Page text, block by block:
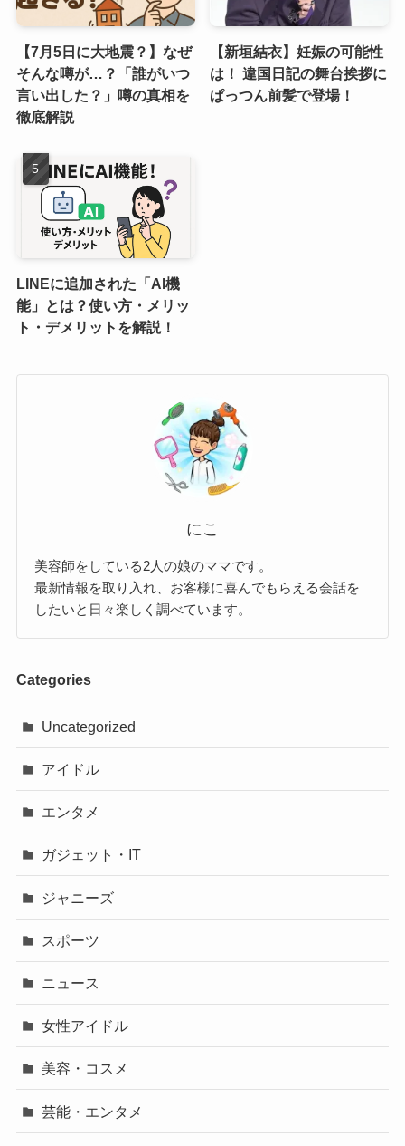
【7月5日に大地震？】なぜ
そんな噂が…？「誰がいつ
言い出した？」噂の真相を
徹底解説
【新垣結衣】妊娠の可能性
は！ 違国日記の舞台挨拶に
ぱっつん前髪で登場！
LINEに追加された「AI機
能」とは？使い方・メリッ
ト・デメリットを解説！
にこ
美容師をしている2人の娘のママです。
最新情報を取り入れ、お客様に喜んでもらえる会話を
したいと日々楽しく調べています。
Categories
Uncategorized
アイドル
エンタメ
ガジェット・IT
ジャニーズ
スポーツ
ニュース
女性アイドル
美容・コスメ
芸能・エンタメ